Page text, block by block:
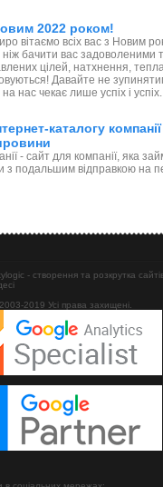
2022 роком!
вітаємо всіх вас з Новим
ніж бачити вас
цілей, натхнення,
Давайте не
нас чекає лише успіх і
каталогу
- сайт для компанії, яка
з подальшим відправкою на
- створення та розкрутка
2019 Усі права захищені.